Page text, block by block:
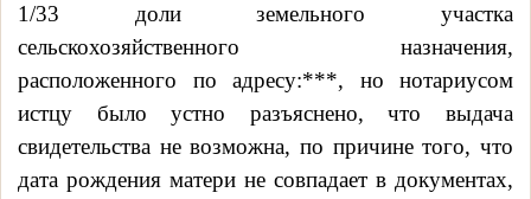
1/33 доли земельного участка
сельскохозяйственного назначения,
расположенного по адресу:***, но нотариусом
истцу было устно разъяснено, что выдача
свидетельства не возможна, по причине того, что
дата рождения матери не совпадает в документах,